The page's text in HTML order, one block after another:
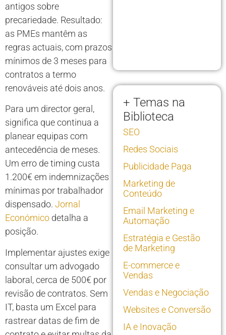
antigos sobre
precariedade. Resultado:
as PMEs mantêm as
regras actuais, com prazos
mínimos de 3 meses para
contratos a termo
renováveis até dois anos.
Para um director geral,
significa que continua a
planear equipas com
antecedência de meses.
Um erro de timing custa
1.200€ em indemnizações
mínimas por trabalhador
dispensado. Jornal
Económico detalha a
posição.
Implementar ajustes exige
consultar um advogado
laboral, cerca de 500€ por
revisão de contratos. Sem
IT, basta um Excel para
rastrear datas de fim de
+ Temas na
Biblioteca
SEO
Redes Sociais
Publicidade Paga
Marketing de
Conteúdo
Email Marketing e
Automação
Estratégia e Gestão
de Marketing
E-commerce e
Vendas
Vendas e Negociação
Websites e Conversão
IA e Inovação